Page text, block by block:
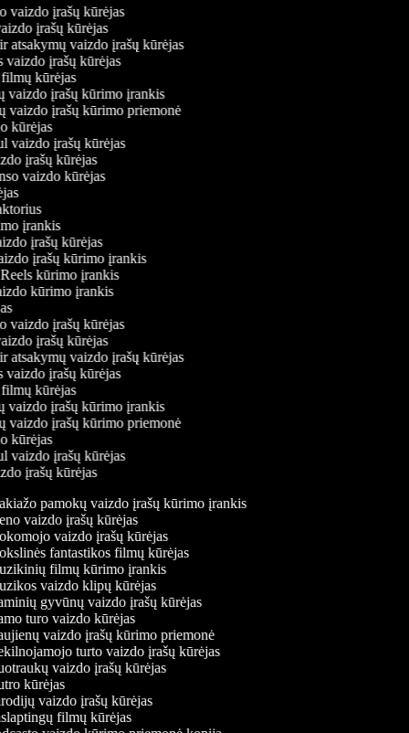
vaizdo įrašų kūrėjas
įrašų kūrėjas
atsakymų vaizdo įrašų kūrėjas
vaizdo įrašų kūrėjas
filmų kūrėjas
vaizdo įrašų kūrimo įrankis
vaizdo įrašų kūrimo priemonė
kūrėjas
vaizdo įrašų kūrėjas
įrašų kūrėjas
vaizdo kūrėjas
įrankis
įrašų kūrėjas
įrašų kūrimo įrankis
Reels kūrimo įrankis
kūrimo įrankis
vaizdo įrašų kūrėjas
įrašų kūrėjas
atsakymų vaizdo įrašų kūrėjas
vaizdo įrašų kūrėjas
filmų kūrėjas
vaizdo įrašų kūrimo įrankis
vaizdo įrašų kūrimo priemonė
kūrėjas
vaizdo įrašų kūrėjas
įrašų kūrėjas
pamokų vaizdo įrašų kūrimo įrankis
vaizdo įrašų kūrėjas
vaizdo įrašų kūrėjas
fantastikos filmų kūrėjas
filmų kūrimo įrankis
vaizdo klipų kūrėjas
gyvūnų vaizdo įrašų kūrėjas
turo vaizdo kūrėjas
vaizdo įrašų kūrimo priemonė
turto vaizdo įrašų kūrėjas
vaizdo įrašų kūrėjas
kūrėjas
vaizdo įrašų kūrėjas
filmų kūrėjas